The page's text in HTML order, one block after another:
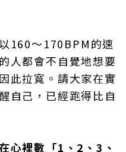
160～170BPM的速
人都會不自覺地想要
此拉寬。請大家在實
自己，已經跑得比自
心裡數「1、2、3、